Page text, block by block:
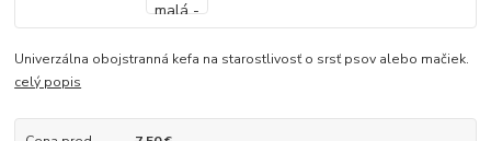
Univerzálna obojstranná kefa na starostlivosť o srsť psov alebo mačiek.
celý popis